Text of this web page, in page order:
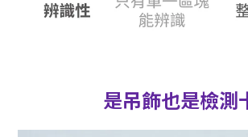
是吊飾也是檢測